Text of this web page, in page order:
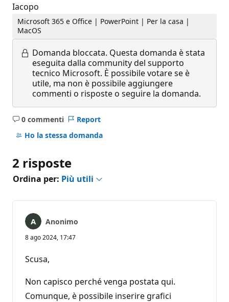
Iacopo
Microsoft 365 e Office | PowerPoint | Per la casa |
MacOS
Domanda bloccata. Questa domanda è stata
eseguita dalla community del supporto
tecnico Microsoft. È possibile votare se è
utile, ma non è possibile aggiungere
commenti o risposte o seguire la domanda.
0 commenti
Nessun
commento
Report
Ho la stessa domanda
2 risposte
Ordina per: Più utili
Anonimo
8 ago 2024, 17:47
Scusa,
Non capisco perché venga postata qui.
Comunque, è possibile inserire grafici